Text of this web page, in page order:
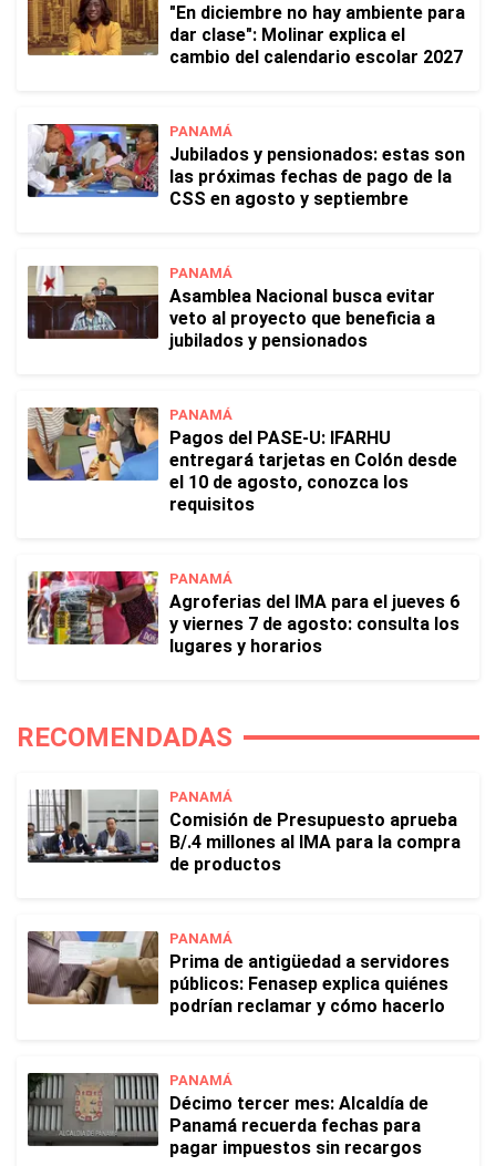
"En diciembre no hay ambiente para
dar clase": Molinar explica el
cambio del calendario escolar 2027
PANAMÁ
Jubilados y pensionados: estas son
las próximas fechas de pago de la
CSS en agosto y septiembre
PANAMÁ
Asamblea Nacional busca evitar
veto al proyecto que beneficia a
jubilados y pensionados
PANAMÁ
Pagos del PASE-U: IFARHU
entregará tarjetas en Colón desde
el 10 de agosto, conozca los
requisitos
PANAMÁ
Agroferias del IMA para el jueves 6
y viernes 7 de agosto: consulta los
lugares y horarios
RECOMENDADAS
PANAMÁ
Comisión de Presupuesto aprueba
B/.4 millones al IMA para la compra
de productos
PANAMÁ
Prima de antigüedad a servidores
públicos: Fenasep explica quiénes
podrían reclamar y cómo hacerlo
PANAMÁ
Décimo tercer mes: Alcaldía de
Panamá recuerda fechas para
pagar impuestos sin recargos